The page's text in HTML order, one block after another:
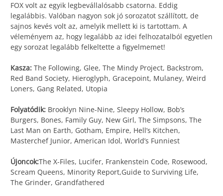
FOX volt az egyik legbevállalósabb csatorna. Eddig
legalábbis. Valóban nagyon sok jó sorozatot szállított, de
sajnos kevés volt az, amelyik mellett ki is tartottam. A
véleményem az, hogy legalább az idei felhozatalból egyetlen
egy sorozat legalább felkeltette a figyelmemet!
Kasza: The Following, Glee, The Mindy Project, Backstrom,
Red Band Society, Hieroglyph, Gracepoint, Mulaney, Weird
Loners, Gang Related, Utopia
Folyatódik: Brooklyn Nine-Nine, Sleepy Hollow, Bob’s
Burgers, Bones, Family Guy, New Girl, The Simpsons, The
Last Man on Earth, Gotham, Empire, Hell’s Kitchen,
Masterchef Junior, American Idol, World’s Funniest
Újoncok:The X-Files, Lucifer, Frankenstein Code, Rosewood,
Scream Queens, Minority Report,Guide to Surviving Life,
The Grinder, Grandfathered